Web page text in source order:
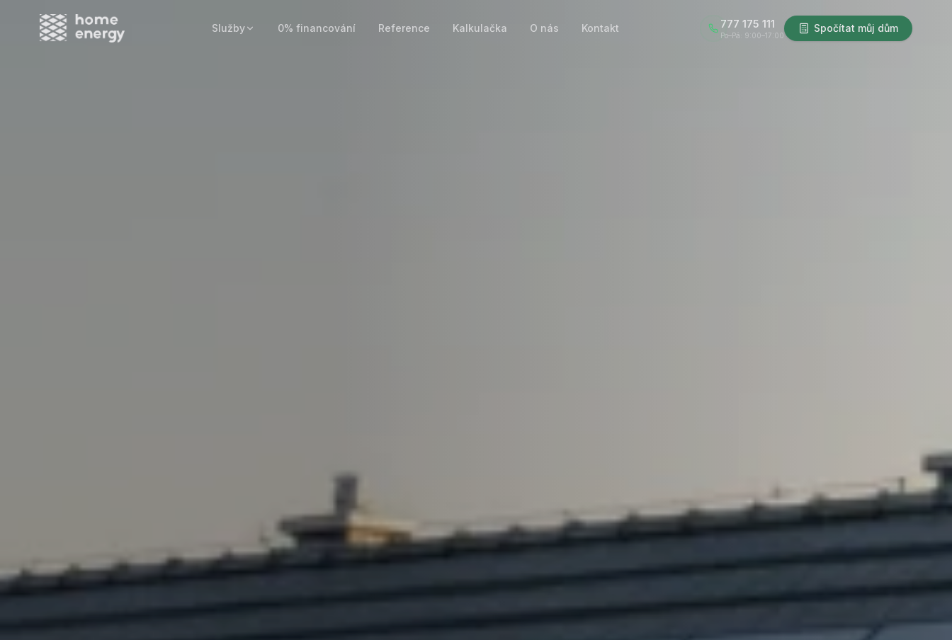
Služby 0% financování Reference Kalkulačka O nás Kontakt 777 175 111
Po–Pá: 9:00–17:00
Spočítat můj dům